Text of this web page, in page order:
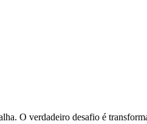
O verdadeiro desafio é